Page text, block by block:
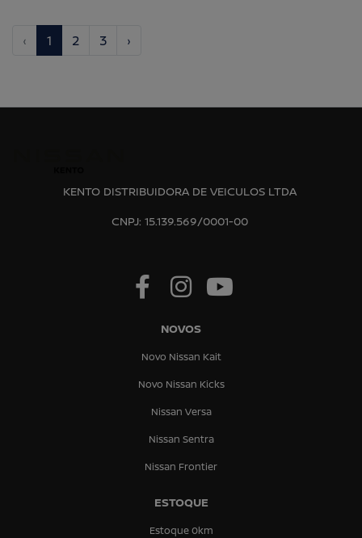
‹ 1 2 3 ›
KENTO DISTRIBUIDORA DE VEICULOS LTDA
CNPJ: 15.139.569/0001-00
NOVOS
Novo Nissan Kait
Novo Nissan Kicks
Nissan Versa
Nissan Sentra
Nissan Frontier
ESTOQUE
Estoque 0km